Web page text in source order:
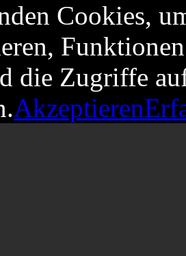
Cookies,
die Zugriffe
Akzeptieren